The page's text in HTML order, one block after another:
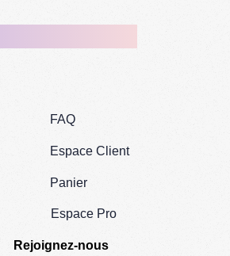
FAQ
Espace Client
Panier
Espace Pro
Rejoignez-nous